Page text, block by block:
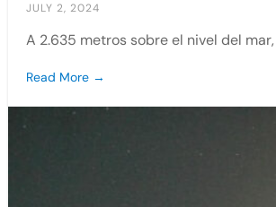
JULY 2, 2024
A 2.635 metros sobre el nivel del
Read More →